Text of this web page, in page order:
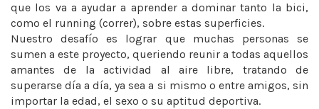
que los va a ayudar a aprender a dominar tanto la bici,
como el running (correr), sobre estas superficies.
Nuestro desafío es lograr que muchas personas se
sumen a este proyecto, queriendo reunir a todas aquellos
amantes de la actividad al aire libre, tratando de
superarse día a día, ya sea a si mismo o entre amigos, sin
importar la edad, el sexo o su aptitud deportiva.